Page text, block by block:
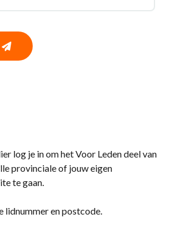
log je in om het Voor Leden deel van
provinciale of jouw eigen
te gaan.
lidnummer en postcode.